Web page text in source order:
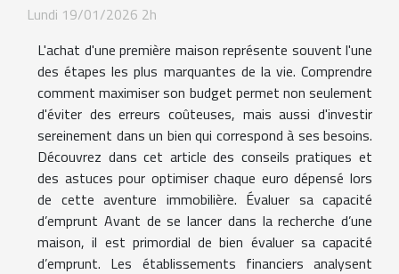
Lundi 19/01/2026 2h
L'achat d'une première maison représente souvent l'une
des étapes les plus marquantes de la vie. Comprendre
comment maximiser son budget permet non seulement
d'éviter des erreurs coûteuses, mais aussi d'investir
sereinement dans un bien qui correspond à ses besoins.
Découvrez dans cet article des conseils pratiques et
des astuces pour optimiser chaque euro dépensé lors
de cette aventure immobilière. Évaluer sa capacité
d’emprunt Avant de se lancer dans la recherche d’une
maison, il est primordial de bien évaluer sa capacité
d’emprunt. Les établissements financiers analysent